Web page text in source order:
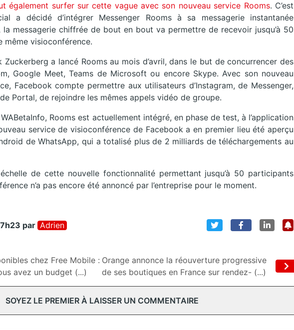
également surfer sur cette vague avec son nouveau service Rooms. C’est
a décidé d’intégrer Messenger Rooms à sa messagerie instantanée
la messagerie chiffrée de bout en bout va permettre de recevoir jusqu’à 50
même visioconférence.
Zuckerberg a lancé Rooms au mois d’avril, dans le but de concurrencer des
Google Meet, Teams de Microsoft ou encore Skype. Avec son nouveau
Facebook compte permettre aux utilisateurs d’Instagram, de Messenger,
Portal, de rejoindre les mêmes appels vidéo de groupe.
Rooms est actuellement intégré, en phase de test, à l’application
service de visioconférence de Facebook a en premier lieu été aperçu
de WhatsApp, qui a totalisé plus de 2 milliards de téléchargements au
de cette nouvelle fonctionnalité permettant jusqu’à 50 participants
n’a pas encore été annoncé par l’entreprise pour le moment.
par Adrien
chez Free Mobile :
avez un budget (...)
Orange annonce la réouverture progressive
de ses boutiques en France sur rendez- (...)
SOYEZ LE PREMIER À LAISSER UN COMMENTAIRE